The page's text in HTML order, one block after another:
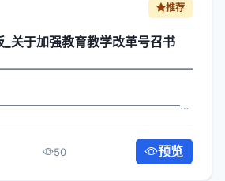
推荐
关于加强教育教学改革号召书
实习近平总书记关于...
50 预览